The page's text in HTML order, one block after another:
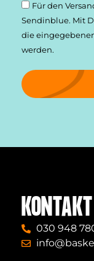
Für den
Sendinblue. Mit
die
werden.
KONTAKT
030 948